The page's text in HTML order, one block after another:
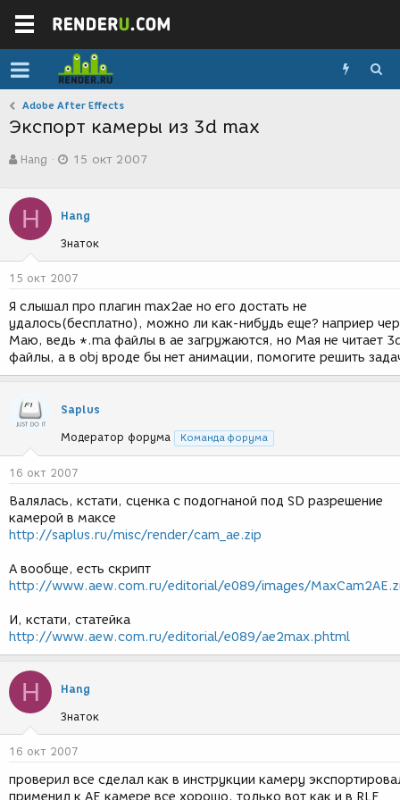
Adobe After Effects
Экспорт камеры из 3d max
в
о
р
т
е
м
ы
Hang
а
с
з
д
а
и
я
15 окт 2007
H Hang
Знаток
15 окт 2007
Я слышал про плагин max2ae но его достать не
удалось(бесплатно), можно ли как-нибудь еще? наприер
Маю, ведь *.ma файлы в ае загружаются, но Мая не читает
файлы, а в obj вроде бы нет анимации, помогите решить
Saplus
Модератор форума Команда форума
16 окт 2007
Валялась, кстати, сценка с подогнаной под SD разрешение
камерой в максе
http://saplus.ru/misc/render/cam_ae.zip
А вообще, есть скрипт
http://www.aew.com.ru/editorial/e089/images/
И, кстати, статейка
http://www.aew.com.ru/editorial/e089/ae2max.phtml
H Hang
Знаток
16 окт 2007
проверил все сделал как в инструкции камеру
применил к АЕ камере все хорошо, только вот как и в RLF